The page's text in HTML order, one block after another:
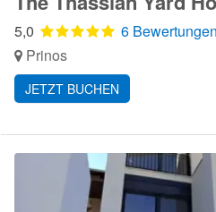
5,0
6 Bewertungen
Prinos
JETZT BUCHEN